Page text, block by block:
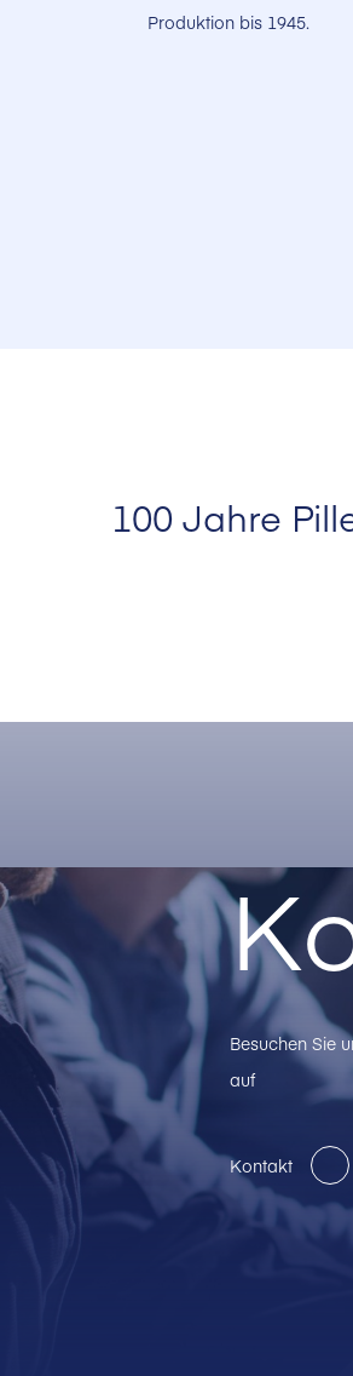
Produktion bis 1945.
100 Jahre
Besuchen Sie
auf
Kontakt